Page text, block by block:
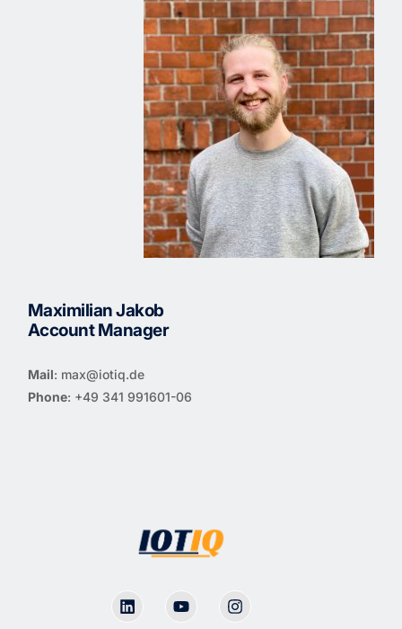
Maximilian Jakob
Account Manager
Mail: max@iotiq.de
Phone: +49 341 991601-06